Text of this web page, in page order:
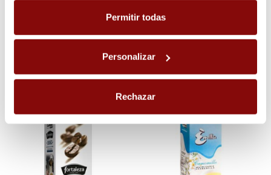
Permitir todas
Personalizar
Rechazar
Añadir